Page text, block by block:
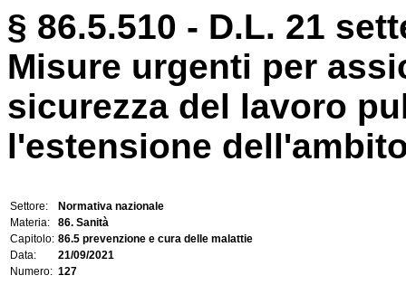
§ 86.5.510 - D.L. 21
Misure urgenti per
sicurezza del lavoro
l'estensione
Settore:
Normativa nazionale
Materia:
86. Sanità
Capitolo: 86.5 prevenzione e cura delle malattie
Data:
21/09/2021
Numero: 127